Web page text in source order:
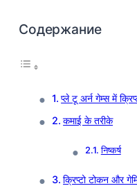
Содержание
प्ले टू अर्न गेम्स में
कमाई के तरीके
निष्कर्ष
क्रिप्टो टोकन और